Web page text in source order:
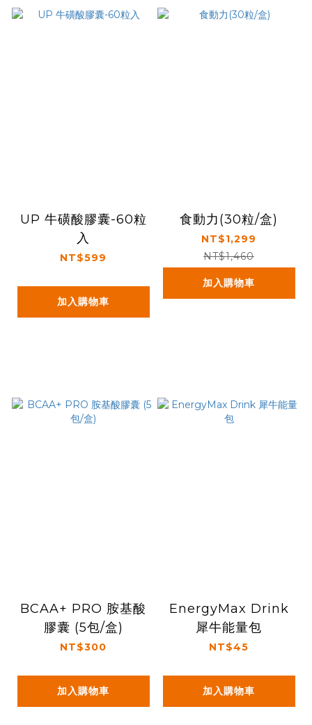
UP 牛磺酸膠囊-60粒
入
NT$599
加入購物車
食動力(30粒/盒)
NT$1,299
NT$1,460
加入購物車
BCAA+ PRO 胺基酸
膠囊 (5包/盒)
NT$300
加入購物車
EnergyMax Drink
犀牛能量包
NT$45
加入購物車